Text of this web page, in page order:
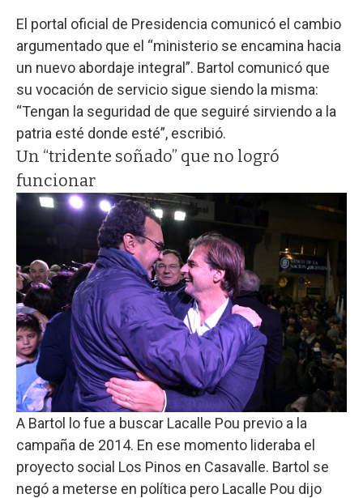
El portal oficial de Presidencia comunicó el cambio
argumentado que el “ministerio se encamina hacia
un nuevo abordaje integral”. Bartol comunicó que
su vocación de servicio sigue siendo la misma:
“Tengan la seguridad de que seguiré sirviendo a la
patria esté donde esté”, escribió.
Un “tridente soñado” que no logró
funcionar
A Bartol lo fue a buscar Lacalle Pou previo a la
campaña de 2014. En ese momento lideraba el
proyecto social Los Pinos en Casavalle. Bartol se
negó a meterse en política pero Lacalle Pou dijo